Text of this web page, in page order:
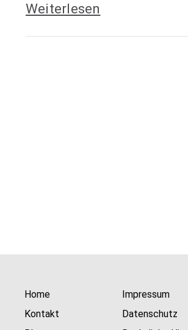
Weiterlesen
Home
Kontakt
Impressum
Datenschutz